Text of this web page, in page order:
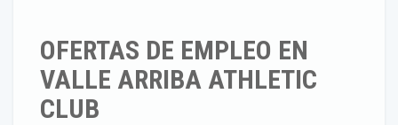
OFERTAS DE EMPLEO EN
VALLE ARRIBA ATHLETIC
CLUB